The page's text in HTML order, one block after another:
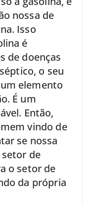
nossa de
Isso
é
de doenças
o seu
elemento
É um
Então,
vindo de
se nossa
de
o setor de
da própria